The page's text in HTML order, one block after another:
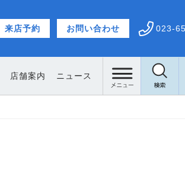
来店予約 お問い合わせ 023-
店舗案内 ニュース